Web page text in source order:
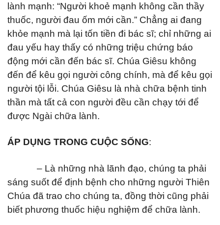
lành mạnh: “Người khoẻ mạnh không cần thầy
thuốc, người đau ốm mới cần.” Chẳng ai đang
khỏe mạnh mà lại tốn tiền đi bác sĩ; chỉ những ai
đau yếu hay thấy có những triệu chứng báo
động mới cần đến bác sĩ. Chúa Giêsu không
đến để kêu gọi người công chính, mà để kêu gọi
người tội lỗi. Chúa Giêsu là nhà chữa bệnh tinh
thần mà tất cả con người đều cần chạy tới để
được Ngài chữa lành.
ÁP DỤNG TRONG CUỘC SỐNG:
– Là những nhà lãnh đạo, chúng ta phải
sáng suốt để định bệnh cho những người Thiên
Chúa đã trao cho chúng ta, đồng thời cũng phải
biết phương thuốc hiệu nghiệm để chữa lành.